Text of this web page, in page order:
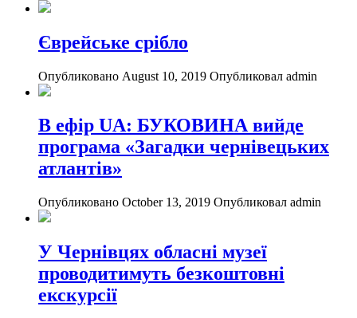
Єврейське срібло
Опубликовано August 10, 2019 Опубликовал admin
В ефір UA: БУКОВИНА вийде
програма «Загадки чернівецьких
атлантів»
Опубликовано October 13, 2019 Опубликовал admin
У Чернівцях обласні музеї
проводитимуть безкоштовні
екскурсії